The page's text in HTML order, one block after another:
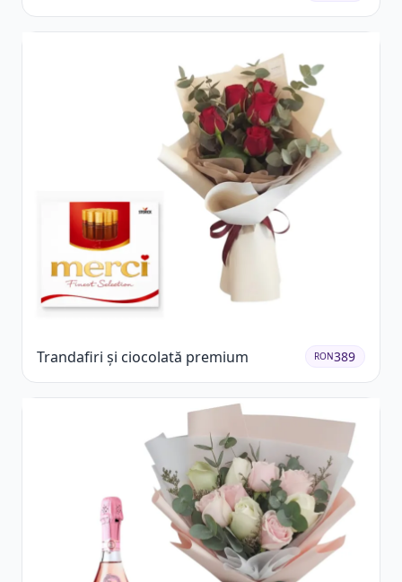
Trandafiri și ciocolată premium RON389